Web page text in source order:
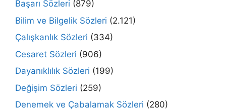
Başarı Sözleri (879)
Bilim ve Bilgelik Sözleri (2.121)
Çalışkanlık Sözleri (334)
Cesaret Sözleri (906)
Dayanıklılık Sözleri (199)
Değişim Sözleri (259)
Denemek ve Çabalamak Sözleri (280)